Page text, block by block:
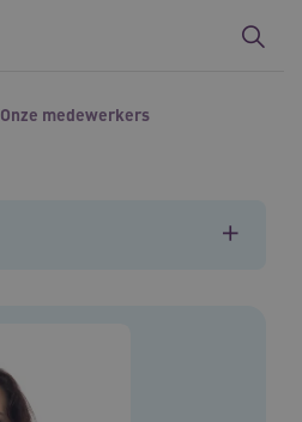
Onze medewerkers